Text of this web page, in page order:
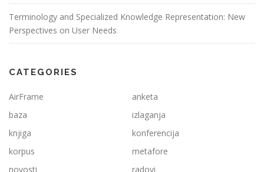
Terminology and Specialized Knowledge Representation: New
Perspectives on User Needs
CATEGORIES
AirFrame
anketa
baza
izlaganja
knjiga
konferencija
korpus
metafore
novosti
radovi